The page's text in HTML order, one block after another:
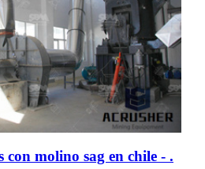
con molino sag en chile - .